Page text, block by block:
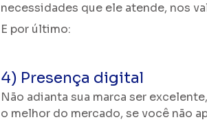
necessidades que ele atende, nos
E por último:
4) Presença digital
Não adianta sua marca ser
o melhor do mercado, se você não